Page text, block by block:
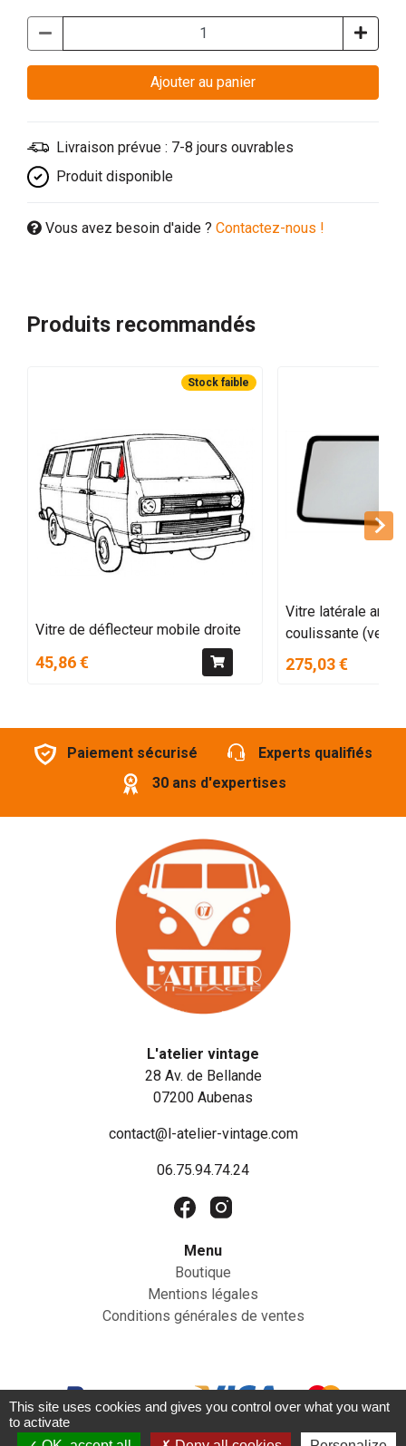
Ajouter au panier
Livraison prévue : 7-8 jours ouvrables
Produit disponible
Vous avez besoin d'aide ? Contactez-nous !
Produits recommandés
Stock faible
Vitre de déflecteur mobile droite
45,86 €
Vitre latérale
coulissante
275,03 €
Paiement sécurisé
Experts qualifiés
30 ans d'expertises
L'atelier vintage
28 Av. de Bellande
07200 Aubenas
contact@l-atelier-vintage.com
06.75.94.74.24
Menu
Boutique
Mentions légales
Conditions générales de ventes
This site uses cookies and gives you control over what you want
to activate